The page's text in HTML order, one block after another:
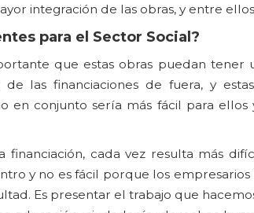
integración de las obras, y entre
para el Sector Social?
que estas obras puedan tener
de las financiaciones de fuera, y
en conjunto sería más fácil para
cada vez resulta más
y no es fácil porque los
Es presentar el trabajo que